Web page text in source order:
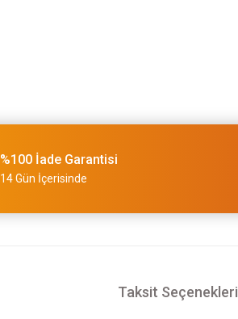
%100 İade Garantisi
14 Gün İçerisinde
Taksit Seçenekleri